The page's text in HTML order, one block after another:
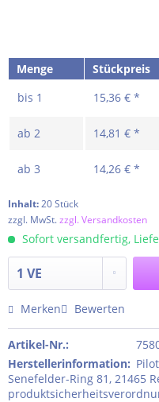
Menge Stückpreis
bis 1 15,36 € *
ab 2 14,81 € *
ab 3 14,26 € *
Inhalt:20 Stück
zzgl. MwSt.zzgl. Versandkosten
Sofort versandfertig,
Merken Bewerten
Artikel-Nr.:
Herstellerinformation:
Senefelder-Ring 81, 21465